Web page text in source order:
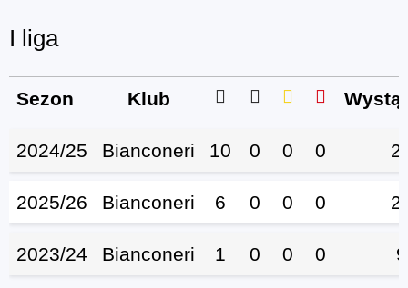
I liga
Sezon Klub
2024/25 Bianconeri 10 0 0 0
2025/26 Bianconeri 6 0 0 0
2023/24 Bianconeri 1 0 0 0 9